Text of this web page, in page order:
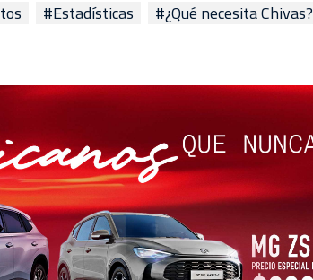
#Estadísticas #¿Qué necesita Chivas?